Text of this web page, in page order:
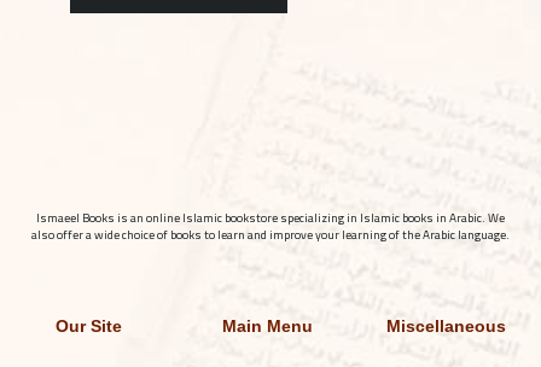
Ismaeel Books is an online Islamic bookstore specializing in Islamic books in Arabic. We
also offer a wide choice of books to learn and improve your learning of the Arabic language.
Our Site Main Menu Miscellaneous